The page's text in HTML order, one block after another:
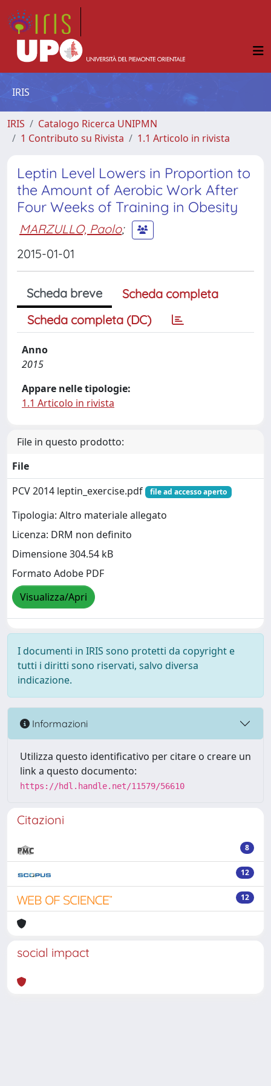
IRIS
IRIS
Catalogo Ricerca UNIPMN
1 Contributo su Rivista
1.1 Articolo in rivista
Leptin Level Lowers in Proportion to
the Amount of Aerobic Work After
Four Weeks of Training in Obesity
MARZULLO, Paolo;
2015-01-01
Scheda breve
Scheda completa
Scheda completa (DC)
Anno
2015
Appare nelle tipologie:
1.1 Articolo in rivista
File in questo prodotto:
File
PCV 2014 leptin_exercise.pdf
file ad accesso aperto
Tipologia: Altro materiale allegato
Licenza: DRM non definito
Dimensione 304.54 kB
Formato Adobe PDF
Visualizza/Apri
I documenti in IRIS sono protetti da copyright e
tutti i diritti sono riservati, salvo diversa
indicazione.
Informazioni
Utilizza questo identificativo per citare o creare un
link a questo documento:
https://hdl.handle.net/11579/56610
Citazioni
8
12
12
social impact